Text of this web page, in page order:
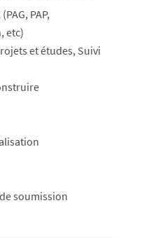
PAP,
etc)
et études, Suivi
soumission